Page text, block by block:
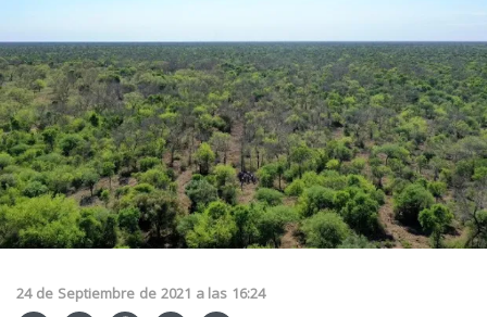
24 de Septiembre de 2021 a las 16:24